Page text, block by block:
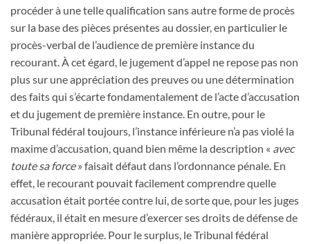
procéder à une telle qualification sans autre forme de procès
sur la base des pièces présentes au dossier, en particulier le
procès-verbal de l’audience de première instance du
recourant. À cet égard, le jugement d’appel ne repose pas non
plus sur une appréciation des preuves ou une détermination
des faits qui s’écarte fondamentalement de l’acte d’accusation
et du jugement de première instance. En outre, pour le
Tribunal fédéral toujours, l’instance inférieure n’a pas violé la
maxime d’accusation, quand bien même la description « avec
toute sa force» faisait défaut dans l’ordonnance pénale. En
effet, le recourant pouvait facilement comprendre quelle
accusation était portée contre lui, de sorte que, pour les juges
fédéraux, il était en mesure d’exercer ses droits de défense de
manière appropriée. Pour le surplus, le Tribunal fédéral